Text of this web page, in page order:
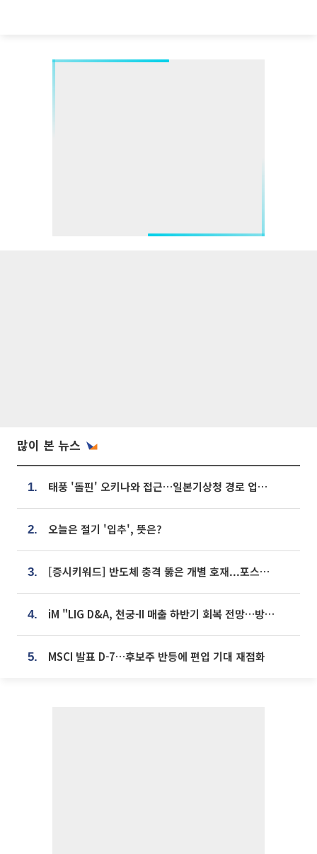
많이 본 뉴스
1. 태풍 '돌핀' 오키나와 접근…일본기상청 경로 업데이트
2. 오늘은 절기 '입추', 뜻은?
3. [증시키워드] 반도체 충격 뚫은 개별 호재...포스코퓨처엠·에코프로·한화솔루션 '눈길'
4. iM "LIG D&A, 천궁-II 매출 하반기 회복 전망…방산 톱픽 유지"
5. MSCI 발표 D-7…후보주 반등에 편입 기대 재점화